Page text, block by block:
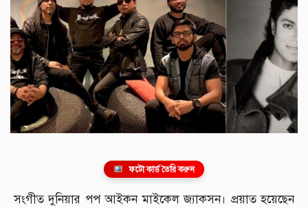
ফটো কার্ড তৈরি করুন
সংগীত দুনিয়ার পপ আইকন মাইকেল জ্যাকসন। প্রয়াত হয়েছেন